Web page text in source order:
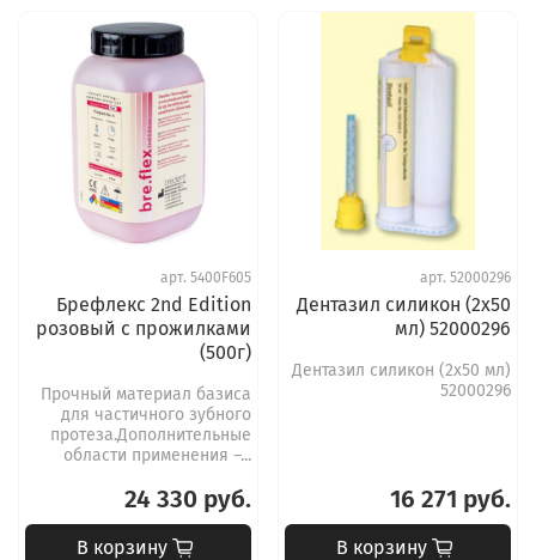
арт.5400F605
Брефлекс 2nd Edition
розовый с прожилками
(500г)
Прочный материал базиса
для частичного зубного
протеза.Дополнительные
области применения –...
24 330 руб.
В корзину
арт.52000296
Дентазил силикон (2х50
мл) 52000296
Дентазил силикон (2х50 мл)
52000296
16 271 руб.
В корзину